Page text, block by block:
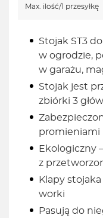
Max. ilość/1 przesyłkę
Stojak ST3
w ogrodzie,
w garażu,
Stojak jest
zbiórki 3
promieniami
Ekologiczny
z
Klapy
worki
Pasują do